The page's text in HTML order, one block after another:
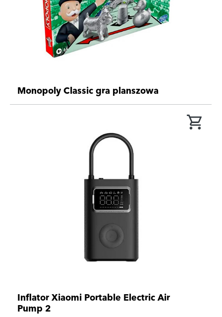
Monopoly Classic gra planszowa
Inflator Xiaomi Portable Electric Air
Pump 2